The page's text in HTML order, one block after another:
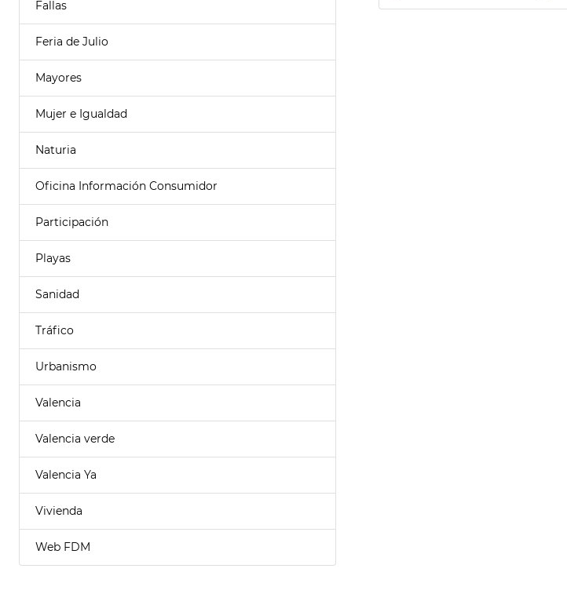
Fallas
Feria de Julio
Mayores
Mujer e Igualdad
Naturia
Oficina Información Consumidor
Participación
Playas
Sanidad
Tráfico
Urbanismo
Valencia
Valencia verde
Valencia Ya
Vivienda
Web FDM